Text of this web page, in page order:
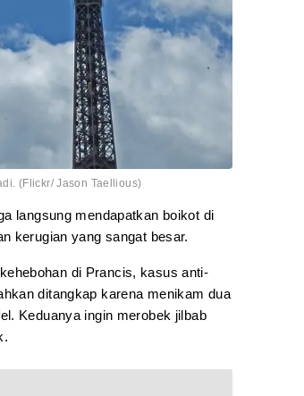
(Flickr/ Jason Taellious)
langsung mendapatkan boikot di
kerugian yang sangat besar.
di Prancis, kasus anti-
ditangkap karena menikam dua
Keduanya ingin merobek jilbab